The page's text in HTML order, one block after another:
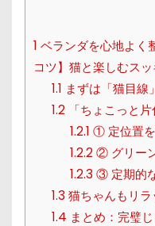
1 ベランダを心地よく
コツ】猫と楽しむス
1.1 まずは「猫目線
1.2「ちょこっと片
1.2.1 ① 定位置を
1.2.2② グリーン
1.2.3 ③ 定期的
1.3 猫ちゃんもリ
1.4 まとめ：完璧